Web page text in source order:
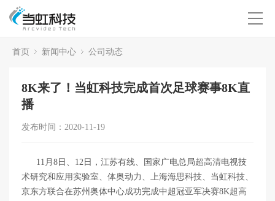
首页 新闻中心 公司动态
8K来了！当虹科技完成首次足球赛事8K直
播
发布时间：2020-11-19
11月8日、12日，江苏有线、国家广电总局超高清电视技
术研究和应用实验室、体奥动力、上海海思科技、当虹科技、
京东方联合在苏州奥体中心成功完成中超冠亚军决赛8K超高